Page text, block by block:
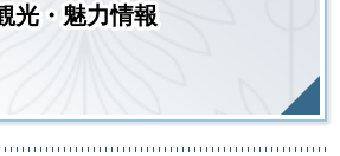
光・魅力情報